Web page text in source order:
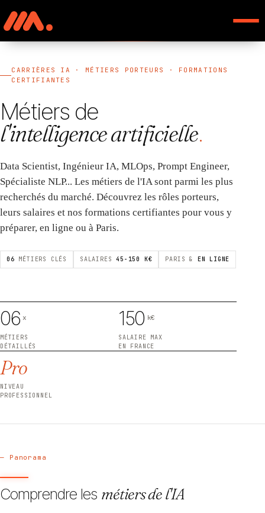
CARRIÈRES IA · MÉTIERS PORTEURS · FORMATIONS
CERTIFIANTES
Métiers de
l'intelligence artificielle.
Data Scientist, Ingénieur IA, MLOps, Prompt Engineer,
Spécialiste NLP... Les métiers de l'IA sont parmi les plus
recherchés du marché. Découvrez les rôles porteurs,
leurs salaires et nos formations certifiantes pour vous y
préparer, en ligne ou à Paris.
06 MÉTIERS CLÉS SALAIRES45-150 K€ PARIS & EN LIGNE
06 x
MÉTIERS
DÉTAILLÉS
150 k€
SALAIRE MAX
EN FRANCE
Pro
NIVEAU
PROFESSIONNEL
— Panorama
Comprendre les métiers de l'IA